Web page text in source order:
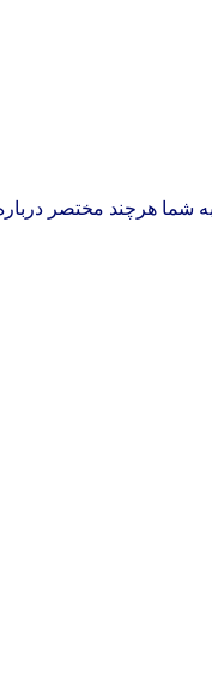
هرچند مختصر